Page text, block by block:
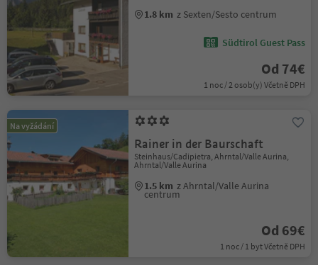
1.8 km z Sexten/Sesto centrum
Südtirol Guest Pass
Od 74€
1 noc / 2 osob(y) Včetně DPH
Na vyžádání
Rainer in der Baurschaft
Steinhaus/Cadipietra, Ahrntal/Valle Aurina,
Ahrntal/Valle Aurina
1.5 km z Ahrntal/Valle Aurina
centrum
Od 69€
1 noc / 1 byt Včetně DPH